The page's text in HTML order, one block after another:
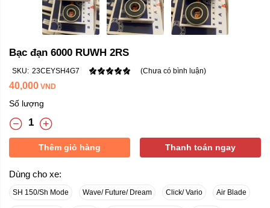
Bạc đạn 6000 RUWH 2RS
SKU: 23CEYSH4G7 (Chưa có bình luận)
40,000 VND
Số lượng
Thêm giỏ hàng Thanh toán ngay
Dùng cho xe:
SH 150/Sh Mode Wave/ Future/ Dream Click/ Vario Air Blade